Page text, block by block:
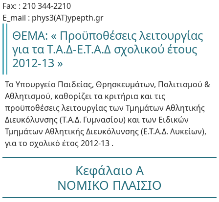
Fax: : 210 344-2210
E_mail : phys3(ΑΤ)ypepth.gr
ΘΕΜΑ: « Προϋποθέσεις λειτουργίας
για τα Τ.Α.Δ-Ε.Τ.Α.Δ σχολικού έτους
2012-13 »
Το Υπουργείο Παιδείας, Θρησκευμάτων, Πολιτισμού &
Αθλητισμού, καθορίζει τα κριτήρια και τις
προϋποθέσεις λειτουργίας των Τμημάτων Αθλητικής
Διευκόλυνσης (Τ.Α.Δ. Γυμνασίου) και των Ειδικών
Τμημάτων Αθλητικής Διευκόλυνσης (Ε.Τ.Α.Δ. Λυκείων),
για το σχολικό έτος 2012-13 .
Κεφάλαιο Α
ΝΟΜΙΚΟ ΠΛΑΙΣΙΟ